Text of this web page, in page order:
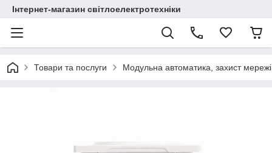
Інтернет-магазин світлоелектротехніки
Товари та послуги Модульна автоматика, захист мережі